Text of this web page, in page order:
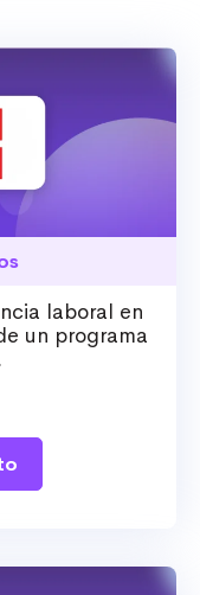
laboral en
un programa